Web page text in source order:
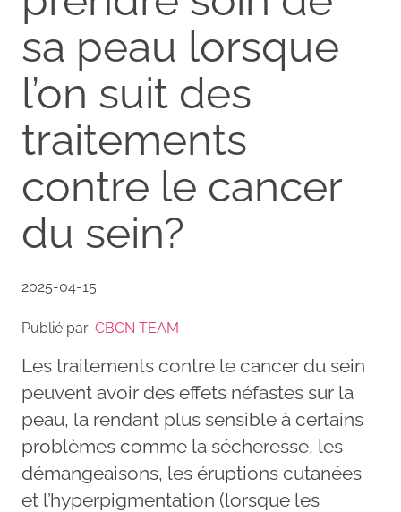
sa peau lorsque
l’on suit des
traitements
contre le cancer
du sein?
2025-04-15
Publié par: CBCN TEAM
Les traitements contre le cancer du sein
peuvent avoir des effets néfastes sur la
peau, la rendant plus sensible à certains
problèmes comme la sécheresse, les
démangeaisons, les éruptions cutanées
et l’hyperpigmentation (lorsque les